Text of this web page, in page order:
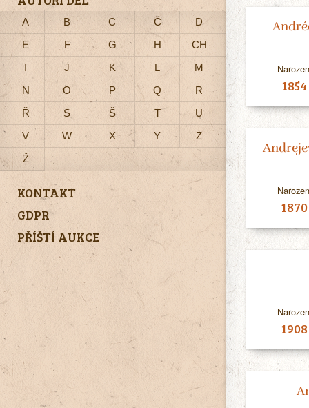
A B C Č
D
E
F G H
CH
I
J K L
M
N
O P Q
R
Ř
S Š T
U
V
W X Y
Z
Ž
KONTAKT
GDPR
PŘÍŠTÍ AUKCE
1854
1870
1908